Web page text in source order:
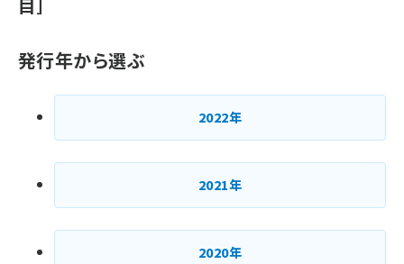
新井 (350)
ペロブスカイト (332)
ngn (272)
aitras (180)
発行年から選ぶ
2022年
2021年
2020年